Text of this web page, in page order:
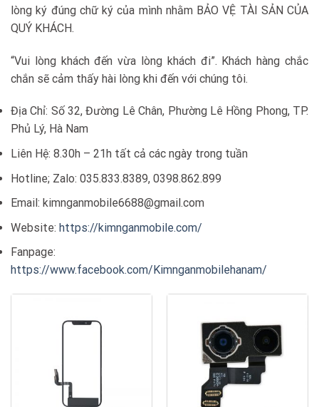
lòng ký đúng chữ ký của mình nhằm BẢO VỆ TÀI SẢN CỦA
QUÝ KHÁCH.
“Vui lòng khách đến vừa lòng khách đi”. Khách hàng chắc
chắn sẽ cảm thấy hài lòng khi đến với chúng tôi.
Địa Chỉ: Số 32, Đường Lê Chân, Phường Lê Hồng Phong, TP.
Phủ Lý, Hà Nam
Liên Hệ: 8.30h – 21h tất cả các ngày trong tuần
Hotline; Zalo: 035.833.8389, 0398.862.899
Email: kimnganmobile6688@gmail.com
Website: https://kimnganmobile.com/
Fanpage:
https://www.facebook.com/Kimnganmobilehanam/